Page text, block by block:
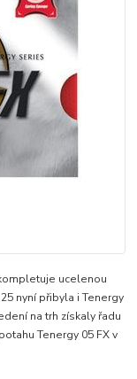
ucelenou
nyní přibyla i Tenergy
na trh získaly řadu
Tenergy 05 FX v